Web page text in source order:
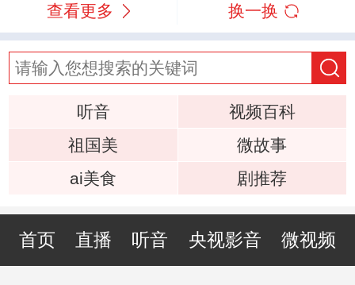
查看更多 换一换
听音
视频百科
祖国美
微故事
ai美食
剧推荐
首页 直播 听音 央视影音 微视频